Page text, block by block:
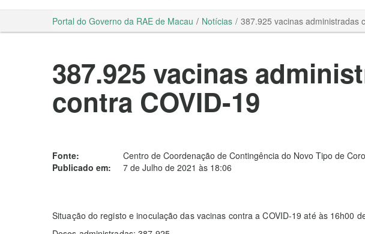
Portal do Governo da RAE de Macau Notícias 387.925 vacinas administradas
387.925 vacinas
contra COVID-19
Fonte:
Centro de Coordenação de Contingência do Novo Tipo de
Publicado em:
7 de Julho de 2021 às 18:06
Situação do registo e inoculação das vacinas contra a COVID-19 até às 16h00